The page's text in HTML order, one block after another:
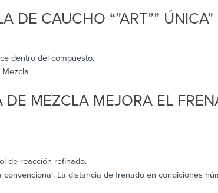
DE CAUCHO “”ART”” ÚNICA”
dentro del compuesto.
Mezcla
MEZCLA MEJORA EL
de reacción refinado.
La distancia de frenado en condiciones